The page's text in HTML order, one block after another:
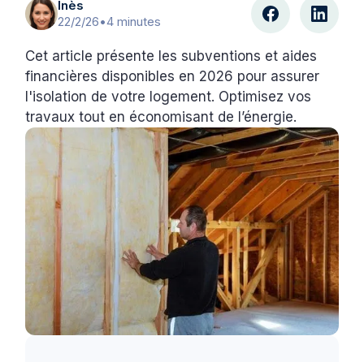
Inès
22/2/26•4 minutes
Cet article présente les subventions et aides
financières disponibles en 2026 pour assurer
l'isolation de votre logement. Optimisez vos
travaux tout en économisant de l’énergie.